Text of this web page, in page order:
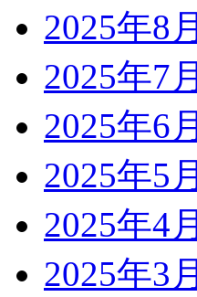
2025年8月
2025年7月
2025年6月
2025年5月
2025年4月
2025年3月